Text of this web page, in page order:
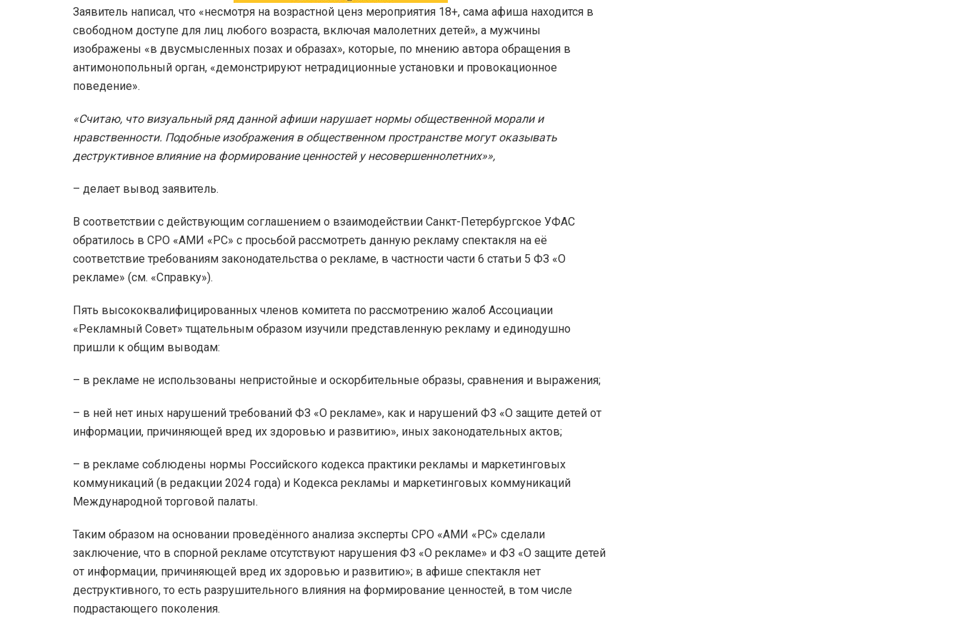
Заявитель написал, что «несмотря на возрастной ценз мероприятия 18+, сама афиша находится в
свободном доступе для лиц любого возраста, включая малолетних детей», а мужчины
изображены «в двусмысленных позах и образах», которые, по мнению автора обращения в
антимонопольный орган, «демонстрируют нетрадиционные установки и провокационное
поведение».
«Считаю, что визуальный ряд данной афиши нарушает нормы общественной морали и
нравственности. Подобные изображения в общественном пространстве могут оказывать
деструктивное влияние на формирование ценностей у несовершеннолетних»»,
– делает вывод заявитель.
В соответствии с действующим соглашением о взаимодействии Санкт-Петербургское УФАС
обратилось в СРО «АМИ «РС» с просьбой рассмотреть данную рекламу спектакля на её
соответствие требованиям законодательства о рекламе, в частности части 6 статьи 5 ФЗ «О
рекламе» (см. «Справку»).
Пять высококвалифицированных членов комитета по рассмотрению жалоб Ассоциации
«Рекламный Совет» тщательным образом изучили представленную рекламу и единодушно
пришли к общим выводам:
– в рекламе не использованы непристойные и оскорбительные образы, сравнения и выражения;
– в ней нет иных нарушений требований ФЗ «О рекламе», как и нарушений ФЗ «О защите детей от
информации, причиняющей вред их здоровью и развитию», иных законодательных актов;
– в рекламе соблюдены нормы Российского кодекса практики рекламы и маркетинговых
коммуникаций (в редакции 2024 года) и Кодекса рекламы и маркетинговых коммуникаций
Международной торговой палаты.
Таким образом на основании проведённого анализа эксперты СРО «АМИ «РС» сделали
заключение, что в спорной рекламе отсутствуют нарушения ФЗ «О рекламе» и ФЗ «О защите детей
от информации, причиняющей вред их здоровью и развитию»; в афише спектакля нет
деструктивного, то есть разрушительного влияния на формирование ценностей, в том числе
подрастающего поколения.